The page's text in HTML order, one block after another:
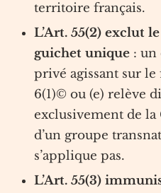
territoire français.
L’Art. 55(2) exclut
guichet unique : un
privé agissant sur le
6(1)© ou (e) relève
exclusivement de
d’un groupe
s’applique pas.
L’Art. 55(3)